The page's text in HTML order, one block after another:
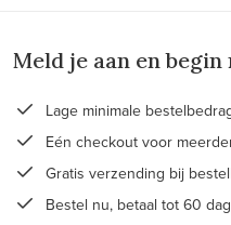
Meld je aan en
Lage minimale
Eén checkout voor
Gratis verzending bij
Bestel nu, betaal tot 60